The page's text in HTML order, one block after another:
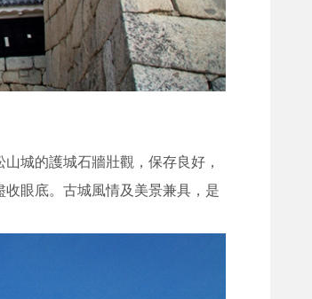
城的護城石牆壯觀，保存良好，
眼底。古城風情及美景兼具，是